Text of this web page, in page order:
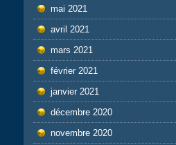
mai 2021
avril 2021
mars 2021
février 2021
janvier 2021
décembre 2020
novembre 2020